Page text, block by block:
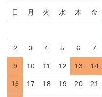
日 月 火 水 木 金
2 3 4 5 6 7
9 10 11 12 13 14
16 17 18 19 20 21